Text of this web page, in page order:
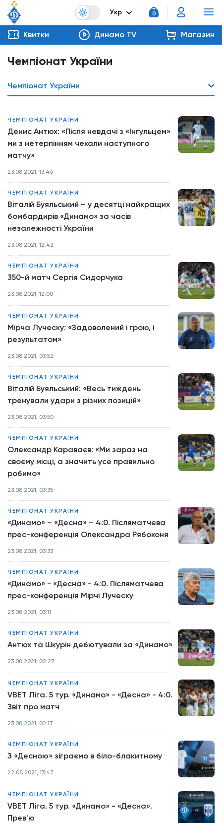
Укр 0
Квитки Динамо TV Магазин
Чемпіонат України
Чемпіонат України
ЧЕМПІОНАТ УКРАЇНИ
Денис Антюх: «Після невдачі з «Інгульцем»
ми з нетерпінням чекали наступного
матчу»
23.08.2021, 13:46
ЧЕМПІОНАТ УКРАЇНИ
Віталій Буяльський – у десятці найкращих
бомбардирів «Динамо» за часів
незалежності України
23.08.2021, 12:42
ЧЕМПІОНАТ УКРАЇНИ
350-й матч Сергія Сидорчука
23.08.2021, 12:00
ЧЕМПІОНАТ УКРАЇНИ
Мірча Луческу: «Задоволений і грою, і
результатом»
23.08.2021, 03:52
ЧЕМПІОНАТ УКРАЇНИ
Віталій Буяльський: «Весь тиждень
тренували удари з різних позицій»
23.08.2021, 03:50
ЧЕМПІОНАТ УКРАЇНИ
Олександр Караваєв: «Ми зараз на
своєму місці, а значить усе правильно
робимо»
23.08.2021, 03:35
ЧЕМПІОНАТ УКРАЇНИ
«Динамо» – «Десна» – 4:0. Післяматчева
прес-конференція Олександра Рябоконя
23.08.2021, 03:33
ЧЕМПІОНАТ УКРАЇНИ
«Динамо» - «Десна» - 4:0. Післяматчева
прес-конференція Мірчі Луческу
23.08.2021, 03:11
ЧЕМПІОНАТ УКРАЇНИ
Антюх та Шкурін дебютували за «Динамо»
23.08.2021, 02:27
ЧЕМПІОНАТ УКРАЇНИ
VBET Ліга. 5 тур. «Динамо» - «Десна» - 4:0.
Звіт про матч
23.08.2021, 02:17
ЧЕМПІОНАТ УКРАЇНИ
З «Десною» зіграємо в біло-блакитному
22.08.2021, 13:47
ЧЕМПІОНАТ УКРАЇНИ
VBET Ліга. 5 тур. «Динамо» - «Десна».
Прев'ю